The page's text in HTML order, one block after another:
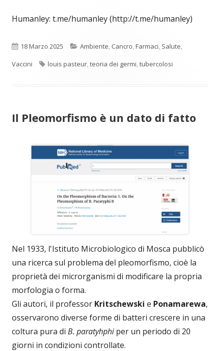
Humanley: t.me/humanley (http://t.me/humanley)
Pubblicato
18 Marzo 2025 Categorie
Ambiente, Cancro,Farmaci, Salute,
Vaccini
Tag
louis pasteur,teoria dei germi,tubercolosi
Il Pleomorfismo è un dato di fatto
Nel 1933, l'Istituto Microbiologico di Mosca pubblicò
una ricerca sul problema del pleomorfismo, cioè la
proprietà dei microrganismi di modificare la propria
morfologia o forma.
Gli autori, il professor Kritschewski e Ponamarewa,
osservarono diverse forme di batteri crescere in una
coltura pura di B. paratyhphiper un periodo di 20
giorni in condizioni controllate.